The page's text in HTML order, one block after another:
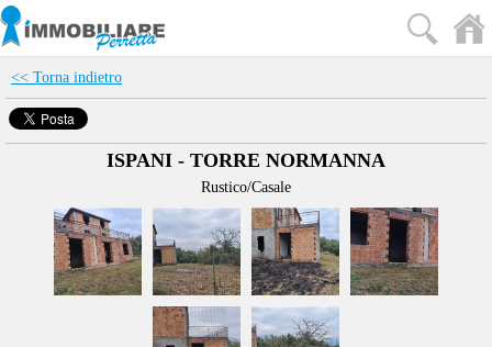
<< Torna indietro
ISPANI - TORRE NORMANNA
Rustico/Casale